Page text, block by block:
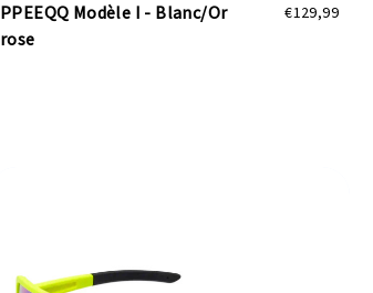
PPEEQQ Modèle I - Blanc/Or
rose
€129,99